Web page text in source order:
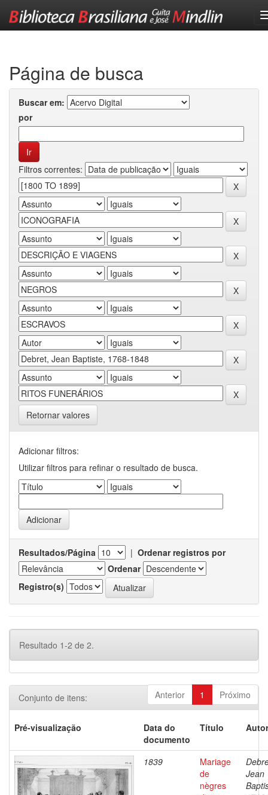
Página de busca
Buscar em:
por
Filtros correntes:
Retornar valores
Adicionar filtros:
Utilizar filtros para refinar o resultado de busca.
Resultados/Página | Ordenar registros por
Ordenar
Registro(s)
Resultado 1-2 de 2.
Anterior 1 Próximo
Conjunto de itens:
Pré-visualização
Data do
documento
Título
1839
Mariage
de
nègres
Jean